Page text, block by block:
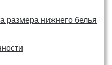
размера нижнего белья